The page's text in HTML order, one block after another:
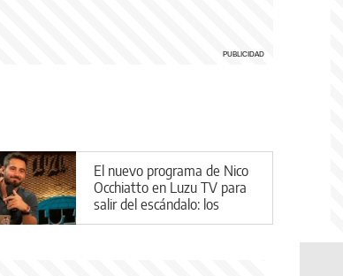
El nuevo programa de Nico
Occhiatto en Luzu TV para
salir del escándalo: los
detalles